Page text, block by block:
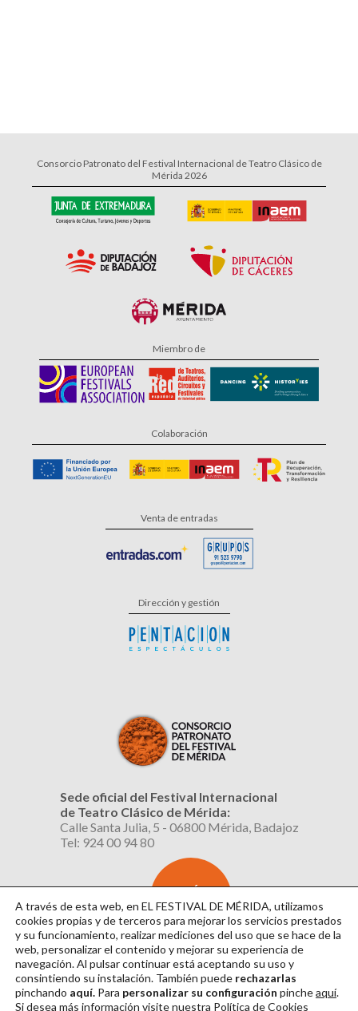
Consorcio Patronato del Festival Internacional de Teatro Clásico de
Mérida 2026
Miembro de
Colaboración
Venta de entradas
Dirección y gestión
Sede oficial del Festival Internacional
de Teatro Clásico de Mérida:
Calle Santa Julia, 5 - 06800 Mérida, Badajoz
Tel: 924 00 94 80
SUSCRÍBETE
AL BOLETÍN
A través de esta web, en EL FESTIVAL DE MÉRIDA, utilizamos
cookies propias y de terceros para mejorar los servicios prestados
y su funcionamiento, realizar mediciones del uso que se hace de la
web, personalizar el contenido y mejorar su experiencia de
navegación. Al pulsar continuarestá aceptando su uso y
consintiendo su instalación. También puede rechazarlas
pinchando aquí. Para personalizar su configuración pincheaquí.
Si desea más información visite nuestra Política de Cookies